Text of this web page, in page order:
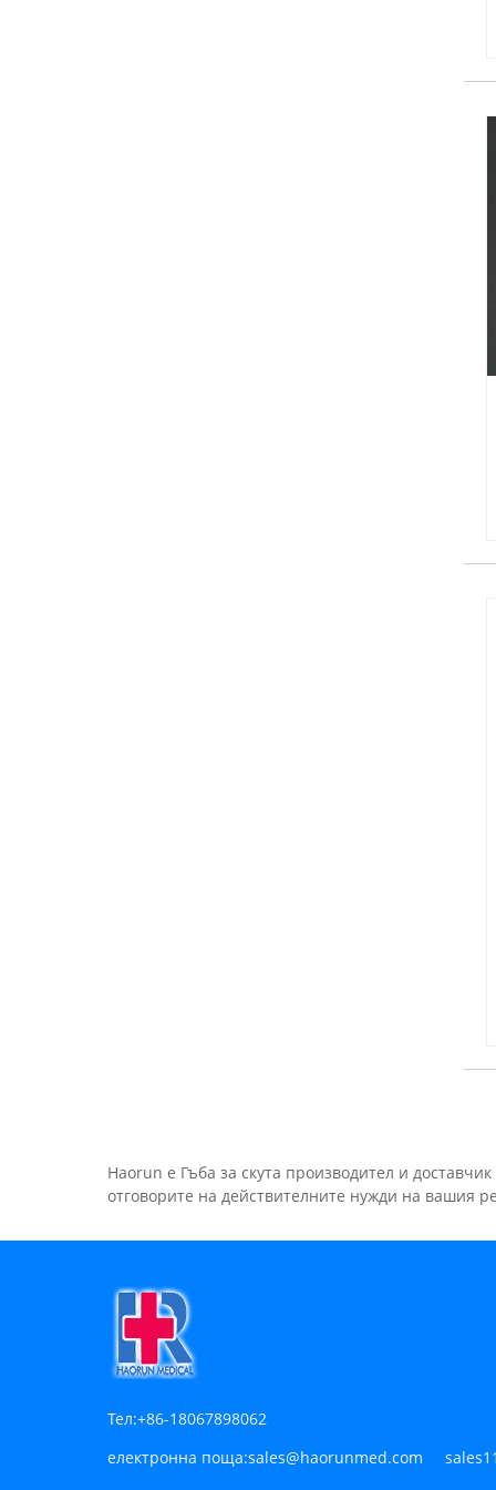
Haorun е Гъба за скута производител и
отговорите на действителните нужди на вашия
Тел:+86-18067898062
електронна поща:sales@haorunmed.com